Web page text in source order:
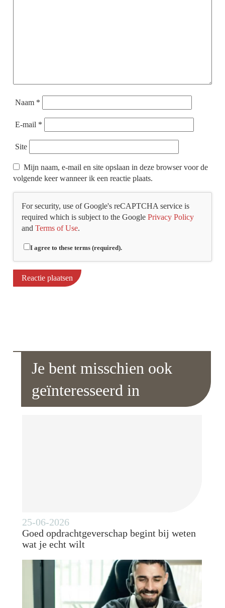
Naam *
E-mail *
Site
Mijn naam, e-mail en site opslaan in deze browser voor de
volgende keer wanneer ik een reactie plaats.
For security, use of Google's reCAPTCHA service is
required which is subject to the GooglePrivacy Policy
andTerms of Use.
I agree to these terms (required).
Je bent misschien ook
geïnteresseerd in
25-06-2026
Goed opdrachtgeverschap begint bij weten
wat je echt wilt